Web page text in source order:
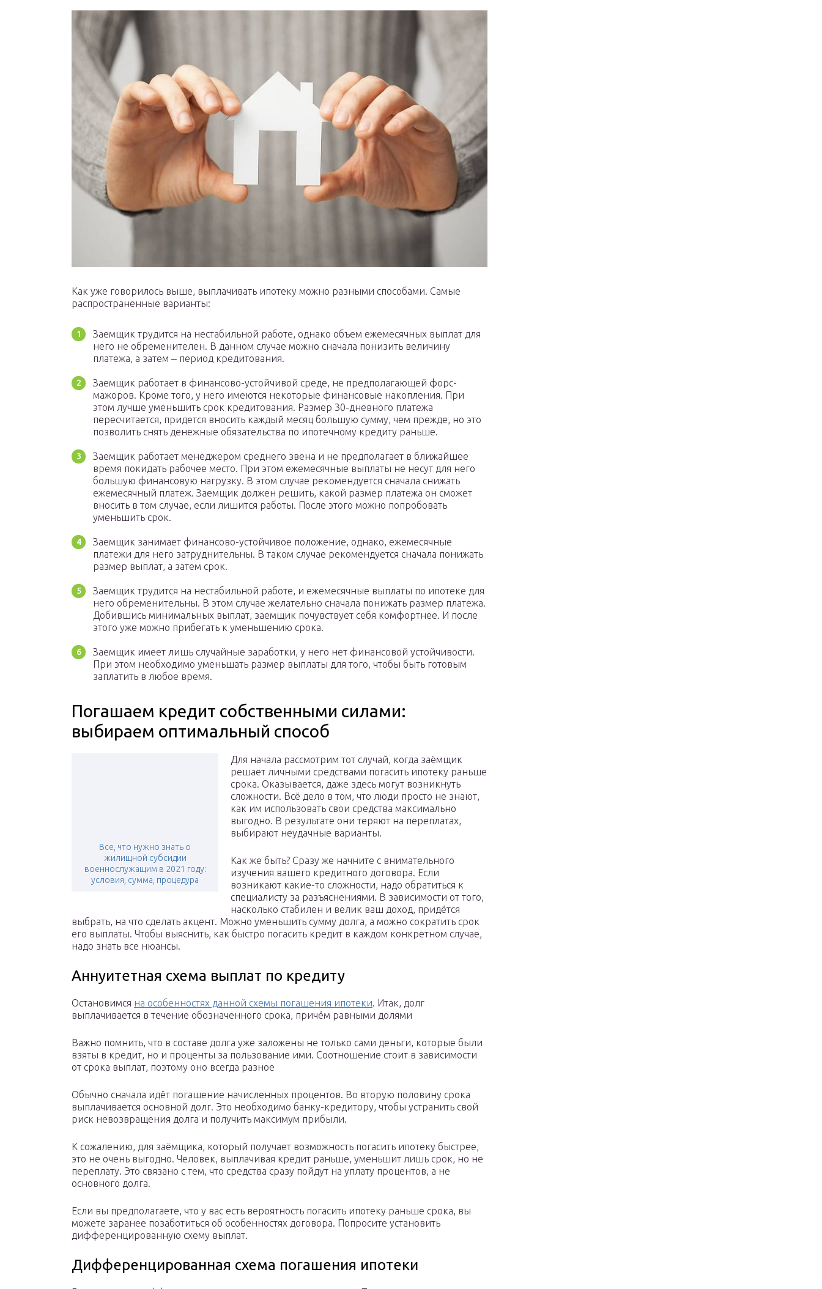
Как уже говорилось выше, выплачивать ипотеку можно разными способами. Самые
распространенные варианты:
Заемщик трудится на нестабильной работе, однако объем ежемесячных выплат для
него не обременителен. В данном случае можно сначала понизить величину
платежа, а затем ‒ период кредитования.
Заемщик работает в финансово-устойчивой среде, не предполагающей форс-
мажоров. Кроме того, у него имеются некоторые финансовые накопления. При
этом лучше уменьшить срок кредитования. Размер 30-дневного платежа
пересчитается, придется вносить каждый месяц большую сумму, чем прежде, но это
позволить снять денежные обязательства по ипотечному кредиту раньше.
Заемщик работает менеджером среднего звена и не предполагает в ближайшее
время покидать рабочее место. При этом ежемесячные выплаты не несут для него
большую финансовую нагрузку. В этом случае рекомендуется сначала снижать
ежемесячный платеж. Заемщик должен решить, какой размер платежа он сможет
вносить в том случае, если лишится работы. После этого можно попробовать
уменьшить срок.
Заемщик занимает финансово-устойчивое положение, однако, ежемесячные
платежи для него затруднительны. В таком случае рекомендуется сначала понижать
размер выплат, а затем срок.
Заемщик трудится на нестабильной работе, и ежемесячные выплаты по ипотеке для
него обременительны. В этом случае желательно сначала понижать размер платежа.
Добившись минимальных выплат, заемщик почувствует себя комфортнее. И после
этого уже можно прибегать к уменьшению срока.
Заемщик имеет лишь случайные заработки, у него нет финансовой устойчивости.
При этом необходимо уменьшать размер выплаты для того, чтобы быть готовым
заплатить в любое время.
Погашаем кредит собственными силами:
выбираем оптимальный способ
Все, что нужно знать о
жилищной субсидии
военнослужащим в 2021 году:
условия, сумма, процедура
Для начала рассмотрим тот случай, когда заёмщик
решает личными средствами погасить ипотеку раньше
срока. Оказывается, даже здесь могут возникнуть
сложности. Всё дело в том, что люди просто не знают,
как им использовать свои средства максимально
выгодно. В результате они теряют на переплатах,
выбирают неудачные варианты.
Как же быть? Сразу же начните с внимательного
изучения вашего кредитного договора. Если
возникают какие-то сложности, надо обратиться к
специалисту за разъяснениями. В зависимости от того,
насколько стабилен и велик ваш доход, придётся
выбрать, на что сделать акцент. Можно уменьшить сумму долга, а можно сократить срок
его выплаты. Чтобы выяснить, как быстро погасить кредит в каждом конкретном случае,
надо знать все нюансы.
Аннуитетная схема выплат по кредиту
Остановимся на особенностях данной схемы погашения ипотеки. Итак, долг
выплачивается в течение обозначенного срока, причём равными долями
Важно помнить, что в составе долга уже заложены не только сами деньги, которые были
взяты в кредит, но и проценты за пользование ими. Соотношение стоит в зависимости
от срока выплат, поэтому оно всегда разное
Обычно сначала идёт погашение начисленных процентов. Во вторую половину срока
выплачивается основной долг. Это необходимо банку-кредитору, чтобы устранить свой
риск невозвращения долга и получить максимум прибыли.
К сожалению, для заёмщика, который получает возможность погасить ипотеку быстрее,
это не очень выгодно. Человек, выплачивая кредит раньше, уменьшит лишь срок, но не
переплату. Это связано с тем, что средства сразу пойдут на уплату процентов, а не
основного долга.
Если вы предполагаете, что у вас есть вероятность погасить ипотеку раньше срока, вы
можете заранее позаботиться об особенностях договора. Попросите установить
дифференцированную схему выплат.
Дифференцированная схема погашения ипотеки